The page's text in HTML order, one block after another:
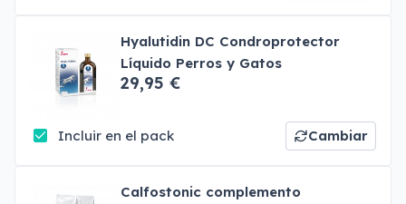
Hyalutidin DC Condroprotector
Líquido Perros y Gatos
29,95 €
Incluir en el pack Cambiar
Calfostonic complemento